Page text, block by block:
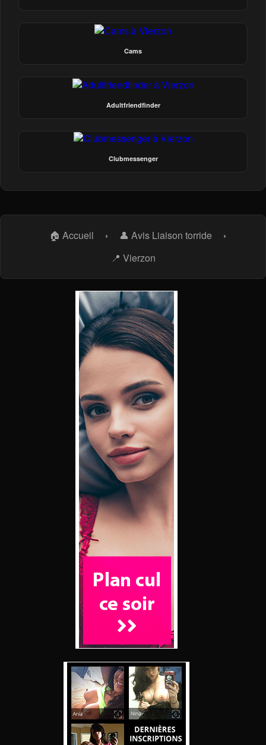
Cams
Adultfriendfinder
Clubmessenger
🏠 Accueil › 👤 Avis Liaison torride
›
📍 Vierzon